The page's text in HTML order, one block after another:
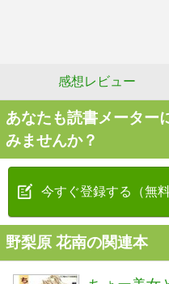
感想レビュー
あなたも読書メーター
みませんか？
今すぐ登録する（無料
野梨原 花南の関連本